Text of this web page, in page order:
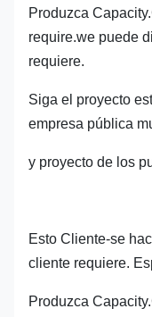
Produzca
require.we puede
requiere.
Siga el proyecto
empresa pública
y proyecto de los
Esto Cliente-se
cliente requiere.
Produzca